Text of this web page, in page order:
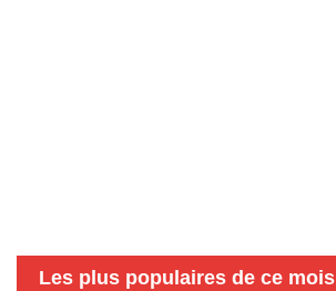
Les plus populaires de ce mois